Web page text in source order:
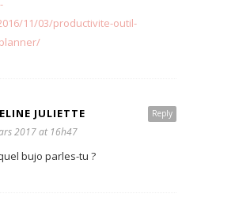
11/03/productivite-outil-
Reply
JULIETTE
2017 at 16h47
bujo parles-tu ?